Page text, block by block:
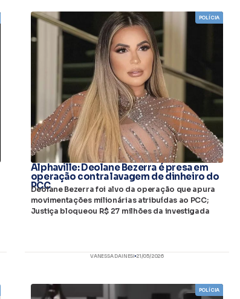
POLÍCIA
Alphaville: Deolane Bezerra é presa em
operação contra lavagem de dinheiro do
PCC
Deolane Bezerra foi alvo da operação que apura
movimentações milionárias atribuídas ao PCC;
Justiça bloqueou R$ 27 milhões da investigada
VANESSA DAINESI 21/05/2026
POLÍCIA